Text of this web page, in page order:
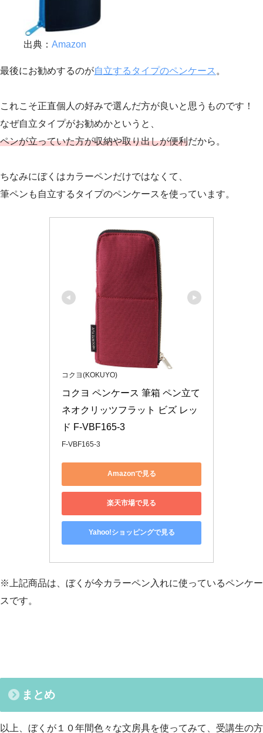
出典： Amazon
最後にお勧めするのが自立するタイプのペンケース 。
これこそ正直個人の好みで選んだ方が良いと思うものです！
なぜ自立タイプがお勧めかというと、
ペンが立っていた方が収納や取り出しが便利だから。
ちなみにぼくはカラーペンだけではなくて、
筆ペンも自立するタイプのペンケースを使っています。
コクヨ(KOKUYO)
コクヨ ペンケース 筆箱 ペン立て
ネオクリッツフラット ビズ レッ
ド F-VBF165-3
F-VBF165-3
Amazonで見る
楽天市場で見る
Yahoo!ショッピングで見る
※上記商品は、ぼくが今カラーペン入れに使っているペンケー
スです。
まとめ
以上、ぼくが１０年間色々な文房具を使ってみて、受講生の方